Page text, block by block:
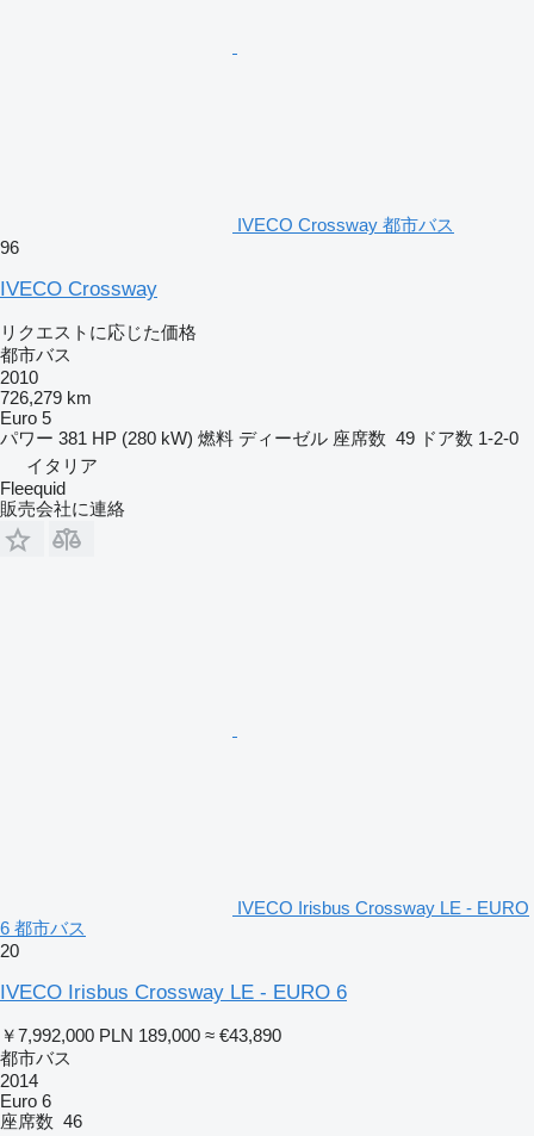
IVECO Crossway 都市バス
96
IVECO Crossway
リクエストに応じた価格
都市バス
2010
726,279 km
Euro 5
パワー 381 HP (280 kW) 燃料 ディーゼル 座席数 49 ドア数 1-2-0
イタリア
Fleequid
販売会社に連絡
IVECO Irisbus Crossway LE - EURO
6 都市バス
20
IVECO Irisbus Crossway LE - EURO 6
￥7,992,000 PLN 189,000 ≈ €43,890
都市バス
2014
Euro 6
座席数 46